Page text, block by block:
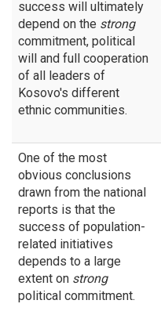
success will ultimately
depend on the strong
commitment, political
will and full cooperation
of all leaders of
Kosovo's different
ethnic communities.
One of the most
obvious conclusions
drawn from the national
reports is that the
success of population-
related initiatives
depends to a large
extent on strong
political commitment.